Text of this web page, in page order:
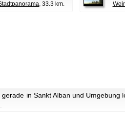
, 33.3 km.
in Sankt Alban und Umgebung